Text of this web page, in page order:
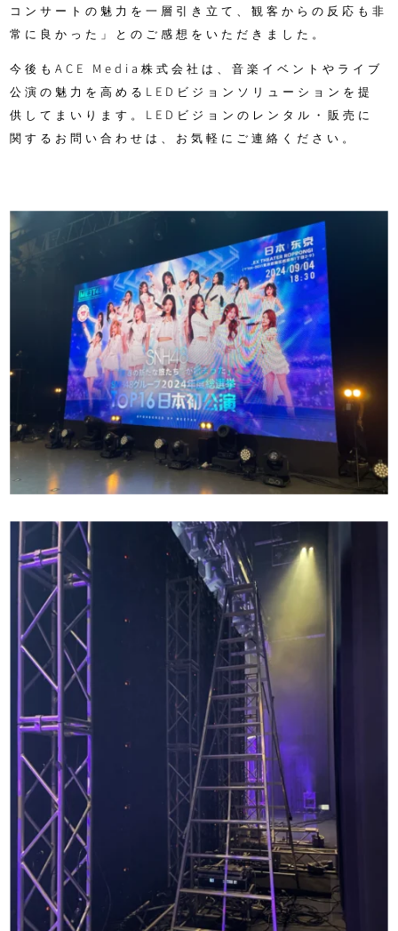
コンサートの魅力を一層引き立て、観客からの反応も非
常に良かった」とのご感想をいただきました。
今後もACE Media株式会社は、音楽イベントやライブ
公演の魅力を高めるLEDビジョンソリューションを提
供してまいります。LEDビジョンのレンタル・販売に
関するお問い合わせは、お気軽にご連絡ください。